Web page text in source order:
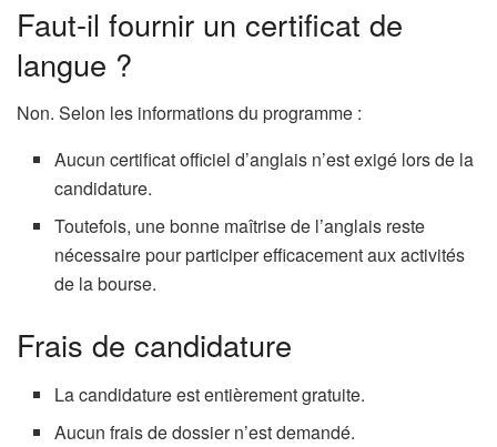
Faut-il fournir un certificat de
langue ?
Non. Selon les informations du programme :
Aucun certificat officiel d’anglais n’est exigé lors de la
candidature.
Toutefois, une bonne maîtrise de l’anglais reste
nécessaire pour participer efficacement aux activités
de la bourse.
Frais de candidature
La candidature est entièrement gratuite.
Aucun frais de dossier n’est demandé.